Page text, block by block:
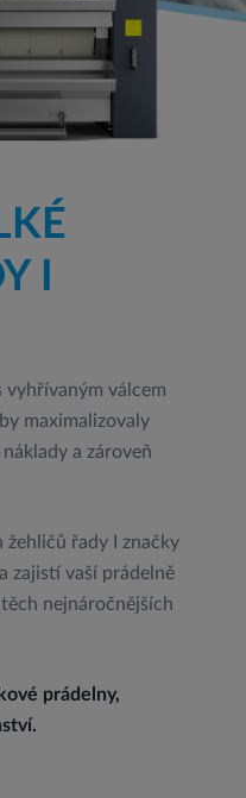
I
vyhřívaným válcem
maximalizovaly
a zároveň
řady I značky
zajistí vaší prádelně
nejnáročnějších
prádelny,